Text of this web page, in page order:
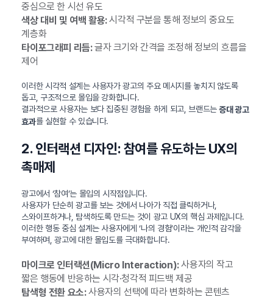
중심으로 한 시선 유도
색상 대비 및 여백 활용:시각적 구분을 통해 정보의 중요도
계층화
타이포그래피 리듬:글자 크기와 간격을 조정해 정보의 흐름을
제어
이러한 시각적 설계는 사용자가 광고의 주요 메시지를 놓치지 않도록
돕고, 구조적으로 몰입을 강화합니다.
결과적으로 사용자는 보다 집중된 경험을 하게 되고, 브랜드는증대 광고
효과를 실현할 수 있습니다.
2. 인터랙션 디자인: 참여를 유도하는 UX의
촉매제
광고에서 ‘참여’는 몰입의 시작점입니다.
사용자가 단순히 광고를 보는 것에서 나아가 직접 클릭하거나,
스와이프하거나, 탐색하도록 만드는 것이 광고 UX의 핵심 과제입니다.
이러한 행동 중심 설계는 사용자에게 ‘나의 경험’이라는 개인적 감각을
부여하며, 광고에 대한 몰입도를 극대화합니다.
마이크로 인터랙션(Micro Interaction):사용자의 작고
짧은 행동에 반응하는 시각·청각적 피드백 제공
탐색형 전환 요소:사용자의 선택에 따라 변화하는 콘텐츠